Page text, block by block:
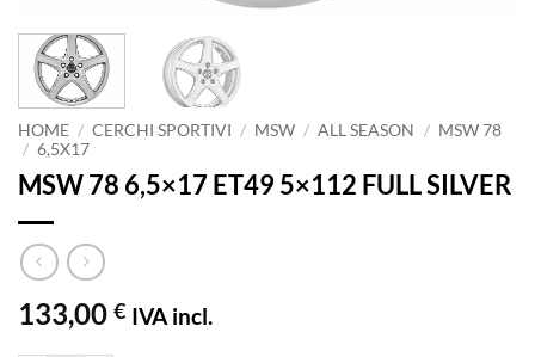
HOME / CERCHI SPORTIVI / MSW / ALL SEASON / MSW 78
/ 6,5X17
MSW 78 6,5×17 ET49 5×112 FULL SILVER
133,00 € IVA incl.